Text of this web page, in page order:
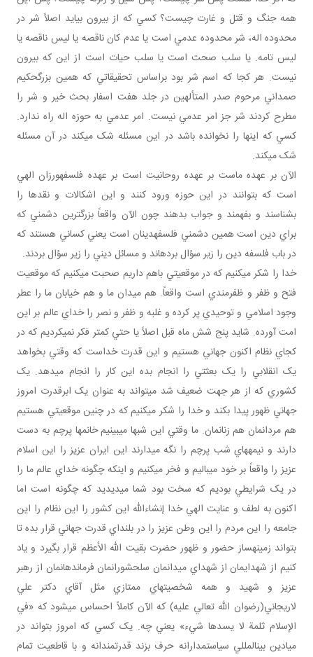
همه جنگ و قتل و غارت چيست؟ کسي که از بيرون بيايد اصلاً شر در
محدوده اله، شر محدوده عدمي است يا عدم کان ناقصه يا ليس ناقصه يا
ليس تامه. يا سلب صحت است يا سلب حيات است از اين که بيرون
نيست. هر کجا که اسم شر بود براساس تحقيقاتي که همين بزرگ‎حکيم
صمداني مرحوم صدر المتألهين در جلد هفت اسفار بحث خير و شر را
مطرح کردند شر جز امر عدمي نيست. امر عدمي به حوزه اله راه ندارد.
کسي که اينها را نخوانده باشد در اين مسئله شک مي‎کند در آن مسئله
شک مي‎کند.
الآن بر عهده ماست بر عهده روحانيت است بر عهده فلسفه‎ورزان الهي
است که بتوانند در اين حوزه ورود کنند و اين اشکالات و نقدها را
بشناسند و بفهمند و جواب بدهند چون الآن واقعاً بزرگ‎ترين دشمني که
براي دين است همين دشمني فلسفه‎دينان است يعني کساني هستند که
در باب فلسفه دين را زير سؤال برده‎اند و مسائل ديني را زير سؤال بردند.
خدا را شکر مي‎کنيم که در موقعيتي باهم داريم صحبت مي‎کنيم که موقعيت
فتح و ظفر و ظفرمندي است واقعاً. هم ميدان ما و هم خيابان ما را عطر
وجود اسلامي و توحيدي پر کرده و غلبه و ظفر و نصر را خداي عالم بر اين
امت آورده. شايد پنج شش ماه قبل اصلاً يا حتي کمتر فکر نمي‎کرديم که در
کجاي نظام اکنون جهاني هستيم و اين قدرت خداست که وقتي بخواهد
يک انقلابي را يک بعثتي را انجام بده اين کار را انجام مي‎دهد. يک
کشوري که از هر جهت ضعيف شد مي‎تواند به عنوان يک ابرقدرت امروز
جهاني ظهور پيدا بکند و خدا را شکر مي‎کنيم که در چنين موقعيتي هستيم
هم مردانمان هم زنانمان. ما وقتي اين شب‎ها مي‎بينيم خانم‎ها پرچم به دست
دارند و نيمه‎هاي شب پرچم را نگه مي‎دارند اين ايران عزيز را اين اسلام
عزيز را واقعاً بر خود مي‎باليم و فخر مي‎کنيم و اينکه چگونه خداي عالم ما را
در يک شرايطي بوديم که سخت بود شما مي‎ديديد که چگونه است اما
اکنون به لطف و عنايت الهي خدا إن‎شاءالله اين کشور را اين نظام را اين
جامعه را اين مردم را اين وطن عزيز را در بلنداي قدرت جهاني قرار بده تا
بتواند زمينه‎ساز حضور و ظهور حضرت بقيت الله الأعظم قرار بگيرد و ياد
کنيم از شهدايمان از شهداي ميدانمان سلحشورانمان فرماندهانمان از رهبر
عزيز و شهيد و همه شخصيت‎هاي ممتازي مثل آقاي دکتر علي
لاريجاني(رضوان الله تعالي عليه) که الآن کاملاً احساس مي‎شود که «في
الإسلام ثلمة لا يسدها شيء» يعني چه. يک کسي که امروز بتواند در
ميادين بين‎المللي سياست‎مدارانه حرف بزند قدرتمندانه و با قاطعيت تمام